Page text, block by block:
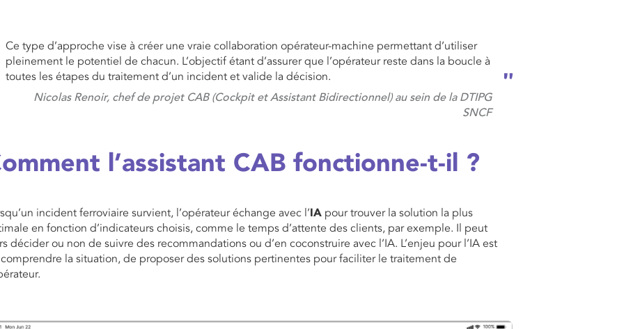
Ce type d’approche vise à créer une vraie collaboration opérateur-machine permettant d’utiliser
pleinement le potentiel de chacun. L’objectif étant d’assurer que l’opérateur reste dans la boucle à
toutes les étapes du traitement d’un incident et valide la décision.
Nicolas Renoir, chef de projet CAB (Cockpit et Assistant Bidirectionnel) au sein de la DTIPG
SNCF
l’assistant CAB fonctionne-t-il ?
incident ferroviaire survient, l’opérateur échange avec l’IA pour trouver la solution la plus
en fonction d’indicateurs choisis, comme le temps d’attente des clients, par exemple. Il peut
décider ou non de suivre des recommandations ou d’en coconstruire avec l’IA. L’enjeu pour l’IA est
la situation, de proposer des solutions pertinentes pour faciliter le traitement de